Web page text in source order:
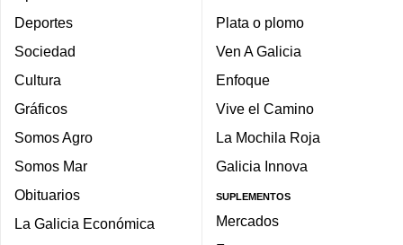
Deportes
Sociedad
Cultura
Gráficos
Somos Agro
Somos Mar
Obituarios
La Galicia Económica
Plata o plomo
Ven A Galicia
Enfoque
Vive el Camino
La Mochila Roja
Galicia Innova
SUPLEMENTOS
Mercados